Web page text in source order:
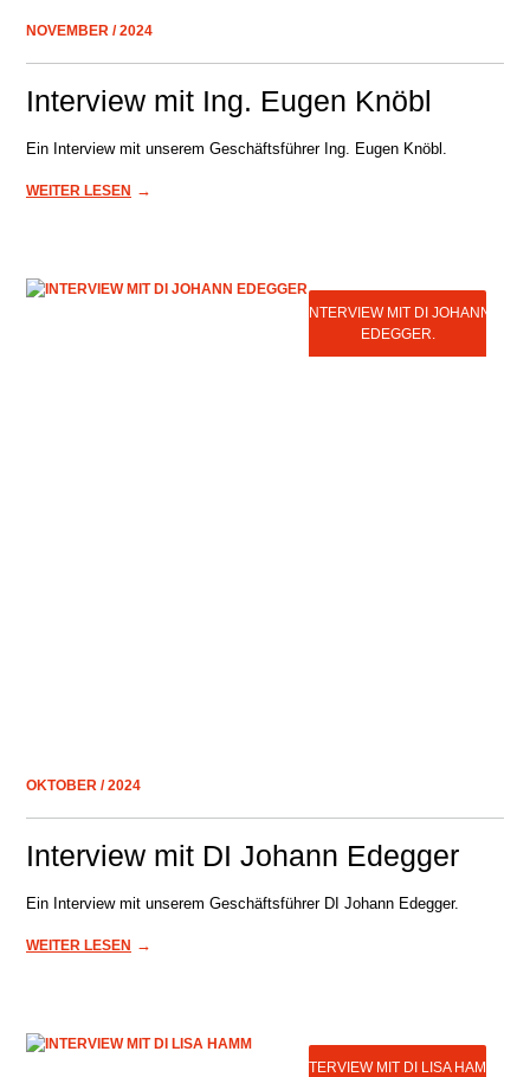
NOVEMBER / 2024
Interview mit Ing. Eugen Knöbl
Ein Interview mit unserem Geschäftsführer Ing. Eugen Knöbl.
WEITER LESEN →
INTERVIEW MIT DI JOHANN
EDEGGER.
OKTOBER / 2024
Interview mit DI Johann Edegger
Ein Interview mit unserem Geschäftsführer DI Johann Edegger.
WEITER LESEN →
INTERVIEW MIT DI LISA HAMM.